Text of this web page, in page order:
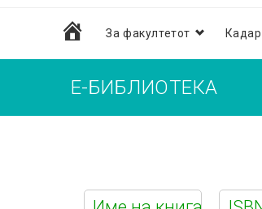
домаЗа факултетот Кадар
Е-БИБЛИОТЕКА